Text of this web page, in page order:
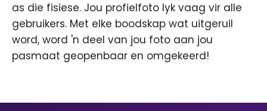
as die fisiese. Jou profielfoto lyk vaag vir alle
gebruikers. Met elke boodskap wat uitgeruil
word, word 'n deel van jou foto aan jou
pasmaat geopenbaar en omgekeerd!